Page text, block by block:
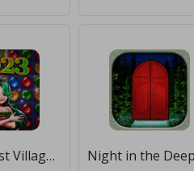
Jewel Forest Village [Много монет]